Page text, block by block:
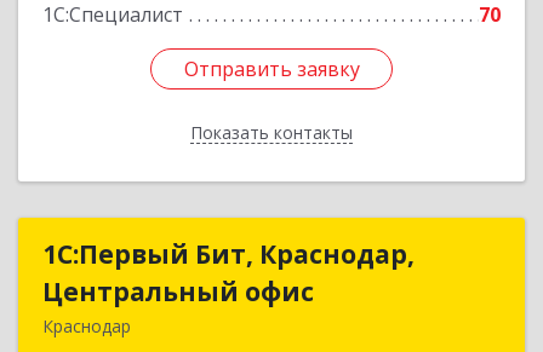
1С:Специалист
70
Отправить заявку
Показать контакты
Отправить заявку
Назад
1С:Первый Бит, Краснодар,
Центральный офис
Краснодар
1С:Первый Бит, Краснодар,
Центральный офис